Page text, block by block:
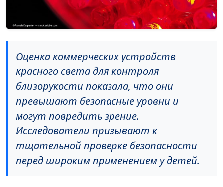
Оценка коммерческих устройств
красного света для контроля
близорукости показала, что они
превышают безопасные уровни и
могут повредить зрение.
Исследователи призывают к
тщательной проверке безопасности
перед широким применением у детей.